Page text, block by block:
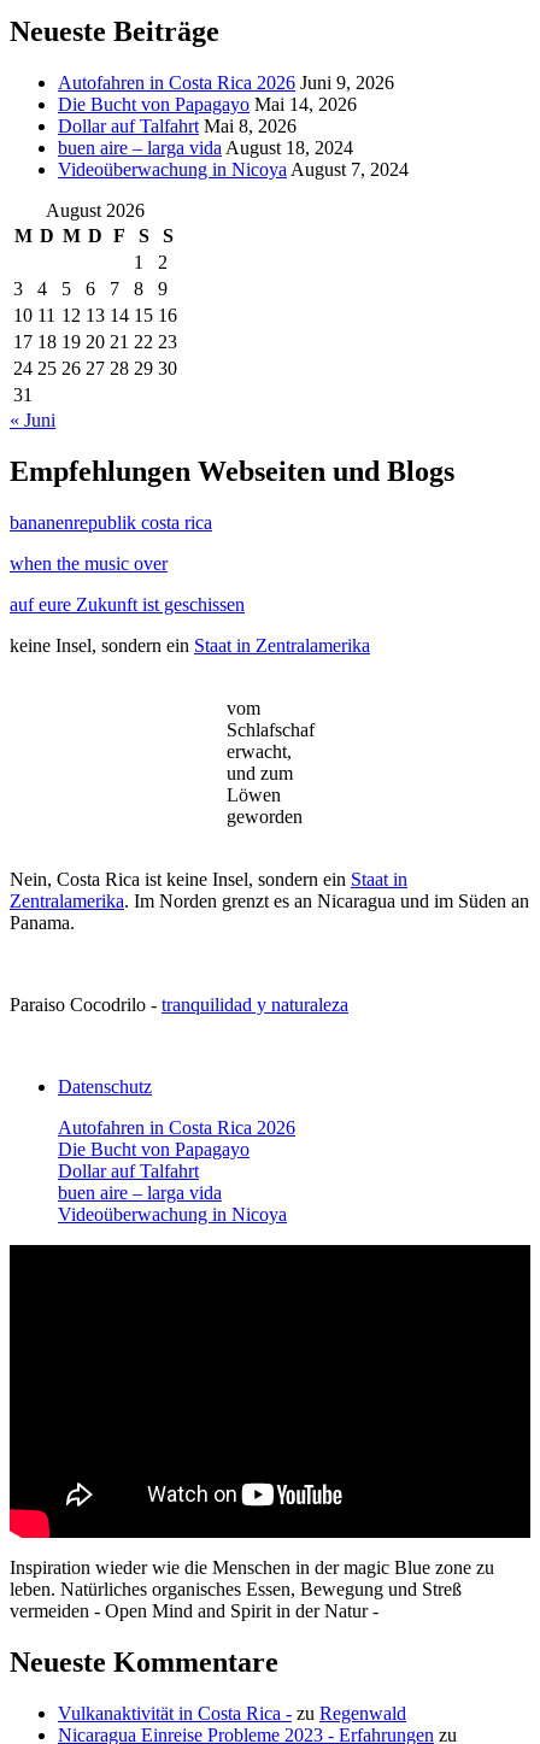
Neueste Beiträge
Autofahren in Costa Rica 2026 Juni 9, 2026
Die Bucht von Papagayo Mai 14, 2026
Dollar auf Talfahrt Mai 8, 2026
buen aire – larga vida August 18, 2024
Videoüberwachung in Nicoya August 7, 2024
August 2026
M D M D F S
S
1
2
3
4 5 6 7 8
9
10 11 12 13 14 15 16
17 18 19 20 21 22 23
24 25 26 27 28 29 30
31
« Juni
Empfehlungen Webseiten und Blogs
bananenrepublik costa rica
when the music over
auf eure Zukunft ist geschissen
keine Insel, sondern ein Staat in Zentralamerika
vom
Schlafschaf
erwacht,
und zum
Löwen
geworden
Nein, Costa Rica ist keine Insel, sondern ein Staat in
Zentralamerika. Im Norden grenzt es an Nicaragua und im Süden an
Panama.
Paraiso Cocodrilo - tranquilidad y naturaleza
Datenschutz
Autofahren in Costa Rica 2026
Die Bucht von Papagayo
Dollar auf Talfahrt
buen aire – larga vida
Videoüberwachung in Nicoya
Inspiration wieder wie die Menschen in der magic Blue zone zu
leben. Natürliches organisches Essen, Bewegung und Streß
vermeiden - Open Mind and Spirit in der Natur -
Neueste Kommentare
Vulkanaktivität in Costa Rica - zu Regenwald
Nicaragua Einreise Probleme 2023 - Erfahrungen zu